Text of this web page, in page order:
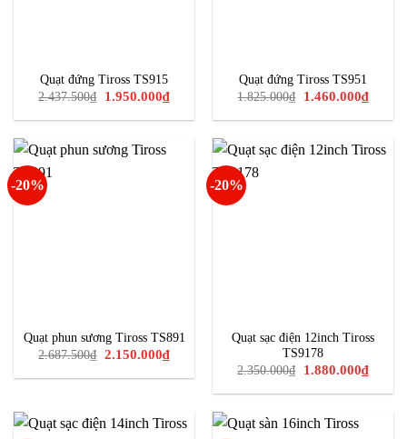
Quạt đứng Tiross TS915
2.437.500₫
Giá
là:
1.950.000₫Giá
hiện
tại
1.950.000₫.
Quạt đứng Tiross TS951
1.825.000₫
Giá
là:
1.460.000₫Giá
hiện
tại
-20%
Quạt phun sương Tiross TS891
2.687.500₫
Giá
là:
2.150.000₫Giá
hiện
tại
-20%
Quạt sạc điện 12inch Tiross
TS9178
2.350.000₫
Giá
là:
1.880.000₫Giá
hiện
tại